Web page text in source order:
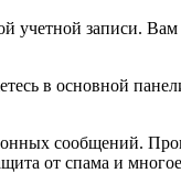
записи. Вам
в основной
сообщений.
от спама и